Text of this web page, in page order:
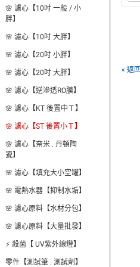
« 返
🌸 濾心【10吋 一般 / 小
胖】
🌸 濾心【10吋 大胖】
🌸 濾心【20吋 小胖】
🌸 濾心【20吋 大胖】
🌸 濾心【逆滲透RO膜】
🌸 濾心【KT 後置中Ｔ】
🌸 濾心【ST 後置小Ｔ】
🌸 濾心【奈米 . 丹頓陶
瓷】
🌸 濾心【填充大小空罐】
🌸 電熱水器【抑制水垢】
🌸 濾心原料【水材分包】
🌸 濾心原料【大量批發】
⚡ 殺菌【 UV紫外線燈】
零件【測試筆 . 測試劑】